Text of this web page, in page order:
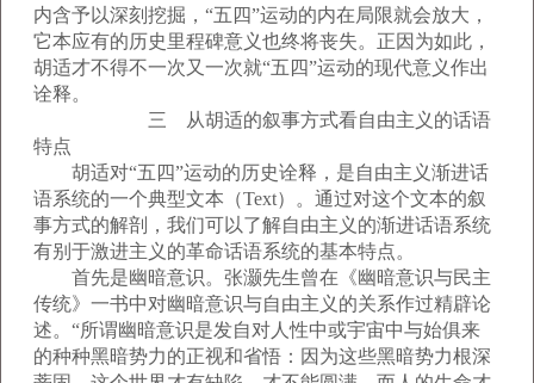
内含予以深刻挖掘，“五四”运动的内在局限就会放大，
它本应有的历史里程碑意义也终将丧失。正因为如此，
胡适才不得不一次又一次就“五四”运动的现代意义作出
诠释。
三 从胡适的叙事方式看自由主义的话语
特点
胡适对“五四”运动的历史诠释，是自由主义渐进话
语系统的一个典型文本（Text）。通过对这个文本的叙
事方式的解剖，我们可以了解自由主义的渐进话语系统
有别于激进主义的革命话语系统的基本特点。
首先是幽暗意识。张灏先生曾在《幽暗意识与民主
传统》一书中对幽暗意识与自由主义的关系作过精辟论
述。“所谓幽暗意识是发自对人性中或宇宙中与始俱来
的种种黑暗势力的正视和省悟：因为这些黑暗势力根深